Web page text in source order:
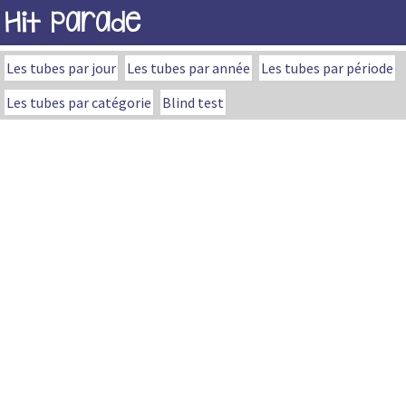
Hit Parade
Les tubes par jour Les tubes par année
Les tubes par période
Les tubes par catégorie
Blind test